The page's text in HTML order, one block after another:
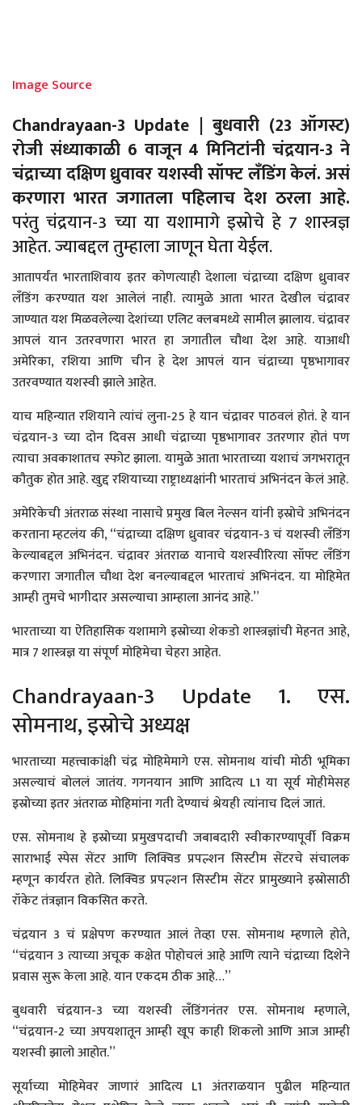
Image Source
Chandrayaan-3 Update | बुधवारी (23 ऑगस्ट)
रोजी संध्याकाळी 6 वाजून 4 मिनिटांनी चंद्रयान-3 ने
चंद्राच्या दक्षिण ध्रुवावर यशस्वी सॉफ्ट लँडिंग केलं. असं
करणारा भारत जगातला पहिलाच देश ठरला आहे.
परंतु चंद्रयान-3 च्या या यशामागे इस्रोचे हे 7 शास्त्रज्ञ
आहेत. ज्याबद्दल तुम्हाला जाणून घेता येईल.
आतापर्यंत भारताशिवाय इतर कोणत्याही देशाला चंद्राच्या दक्षिण ध्रुवावर
लँडिंग करण्यात यश आलेलं नाही. त्यामुळे आता भारत देखील चंद्रावर
जाण्यात यश मिळवलेल्या देशांच्या एलिट क्लबमध्ये सामील झालाय. चंद्रावर
आपलं यान उतरवणारा भारत हा जगातील चौथा देश आहे. याआधी
अमेरिका, रशिया आणि चीन हे देश आपलं यान चंद्राच्या पृष्ठभागावर
उतरवण्यात यशस्वी झाले आहेत.
याच महिन्यात रशियाने त्यांचं लुना-25 हे यान चंद्रावर पाठवलं होतं. हे यान
चंद्रयान-3 च्या दोन दिवस आधी चंद्राच्या पृष्ठभागावर उतरणार होतं पण
त्याचा अवकाशातच स्फोट झाला. यामुळे आता भारताच्या यशाचं जगभरातून
कौतुक होत आहे. खुद्द रशियाच्या राष्ट्राध्यक्षांनी भारताचं अभिनंदन केलं आहे.
अमेरिकेची अंतराळ संस्था नासाचे प्रमुख बिल नेल्सन यांनी इस्रोचे अभिनंदन
करताना म्हटलंय की, “चंद्राच्या दक्षिण ध्रुवावर चंद्रयान-3 चं यशस्वी लँडिंग
केल्याबद्दल अभिनंदन. चंद्रावर अंतराळ यानाचे यशस्वीरित्या सॉफ्ट लँडिंग
करणारा जगातील चौथा देश बनल्याबद्दल भारताचं अभिनंदन. या मोहिमेत
आम्ही तुमचे भागीदार असल्याचा आम्हाला आनंद आहे.”
भारताच्या या ऐतिहासिक यशामागे इस्रोच्या शेकडो शास्त्रज्ञांची मेहनत आहे,
मात्र 7 शास्त्रज्ञ या संपूर्ण मोहिमेचा चेहरा आहेत.
Chandrayaan-3 Update 1. एस.
सोमनाथ, इस्रोचे अध्यक्ष
भारताच्या महत्त्वाकांक्षी चंद्र मोहिमेमागे एस. सोमनाथ यांची मोठी भूमिका
असल्याचं बोललं जातंय. गगनयान आणि आदित्य L1 या सूर्य मोहीमेसह
इस्रोच्या इतर अंतराळ मोहिमांना गती देण्याचं श्रेयही त्यांनाच दिलं जातं.
एस. सोमनाथ हे इस्रोच्या प्रमुखपदाची जबाबदारी स्वीकारण्यापूर्वी विक्रम
साराभाई स्पेस सेंटर आणि लिक्विड प्रपल्शन सिस्टीम सेंटरचे संचालक
म्हणून कार्यरत होते. लिक्विड प्रपल्शन सिस्टीम सेंटर प्रामुख्याने इस्रोसाठी
रॉकेट तंत्रज्ञान विकसित करते.
चंद्रयान 3 चं प्रक्षेपण करण्यात आलं तेव्हा एस. सोमनाथ म्हणाले होते,
“चंद्रयान 3 त्याच्या अचूक कक्षेत पोहोचलं आहे आणि त्याने चंद्राच्या दिशेने
प्रवास सुरू केला आहे. यान एकदम ठीक आहे…”
बुधवारी चंद्रयान-3 च्या यशस्वी लँडिंगनंतर एस. सोमनाथ म्हणाले,
“चंद्रयान-2 च्या अपयशातून आम्ही खूप काही शिकलो आणि आज आम्ही
यशस्वी झालो आहोत.”
सूर्याच्या मोहिमेवर जाणारं आदित्य L1 अंतराळयान पुढील महिन्यात